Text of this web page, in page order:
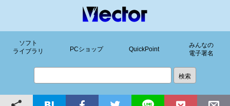
ソフト
ライブラリ
PCショップ QuickPoint
みんなの
電子署名